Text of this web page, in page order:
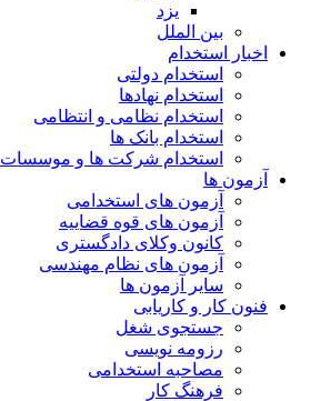
یزد
بین الملل
اخبار استخدام
استخدام دولتی
استخدام نهادها
استخدام نظامی و انتظامی
استخدام بانک ها
استخدام شرکت ها و موسسات
آزمون ها
آزمون های استخدامی
آزمون های قوه قضاییه
کانون وکلای دادگستری
آزمون های نظام مهندسی
سایر آزمون ها
فنون کار و کاریابی
جستجوی شغل
رزومه نویسی
مصاحبه استخدامی
فرهنگ کار